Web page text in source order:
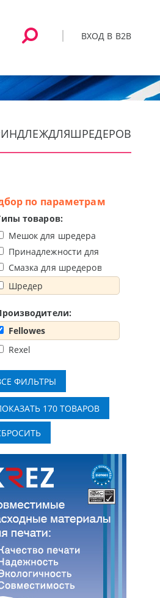
ВХОД В B2B
уровня, новые мониторы
по параметрам
товаров:
Мешок для шредера
Принадлежности для
Смазка для шредеров
Шредер
Fellowes
Rexel